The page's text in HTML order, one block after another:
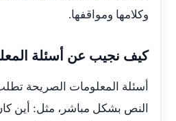
وكلامها ومواقفها.
كيف نجيب عن أسئلة
أسئلة المعلومات الصريحة
النص بشكل مباشر، مثل: أين